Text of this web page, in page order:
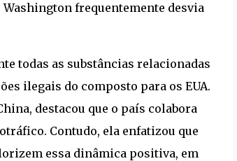
frequentemente desvia
todas as substâncias relacionadas
ilegais do composto para os EUA.
destacou que o país colabora
Contudo, ela enfatizou que
essa dinâmica positiva, em